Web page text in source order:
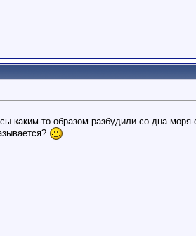
то образом разбудили со дна